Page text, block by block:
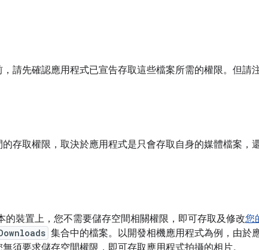
請先確認應用程式已宣告存取這些檔案所需的權限。但請
存取權限，取決於應用程式是只會存取自身的媒體檔案，
的裝置上，您不需要儲存空間相關權限，即可存取及修改您
集合中的檔案。以開發相機應用程式為例，由於
須要求儲存空間權限，即可存取應用程式拍攝的相片。